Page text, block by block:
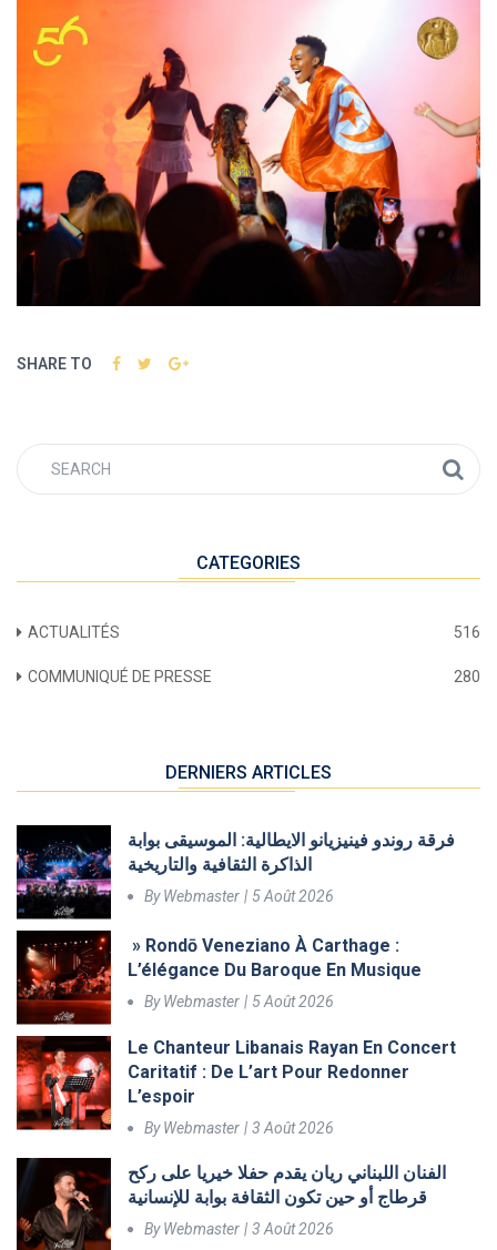
SHARE TO
CATEGORIES
ACTUALITÉS 516
COMMUNIQUÉ DE PRESSE 280
DERNIERS ARTICLES
فرقة روندو فينيزيانو الايطالية: الموسيقى بوابة
الذاكرة الثقافية والتاريخية
ByWebmaster 5 Août 2026
» Rondō Veneziano À Carthage :
L’élégance Du Baroque En Musique
ByWebmaster 5 Août 2026
Le Chanteur Libanais Rayan En Concert
Caritatif : De L’art Pour Redonner
L’espoir
ByWebmaster 3 Août 2026
الفنان اللبناني ريان يقدم حفلا خيريا على ركح
قرطاج أو حين تكون الثقافة بوابة للإنسانية
ByWebmaster 3 Août 2026